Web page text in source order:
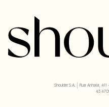
Shoulder S.A. | Rua Anhaia,